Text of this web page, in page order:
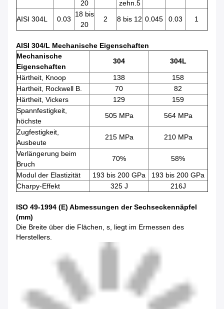
20 zehn.5
AISI 304L 0.03
18 bis
20
2 8 bis 12 0.045 0.03 1
AISI 304/L Mechanische Eigenschaften
Mechanische
Eigenschaften
304 304L
Härtheit, Knoop 138
158
Hartheit, Rockwell B.
70
82
Härtheit, Vickers
129
159
Spannfestigkeit,
höchste
505 MPa 564 MPa
Zugfestigkeit,
Ausbeute
215 MPa 210 MPa
Verlängerung beim
Bruch
70% 58%
Modul der Elastizität 193 bis 200 GPa
193 bis 200 GPa
Charpy-Effekt
325 J 216J
ISO 49-1994 (E) Abmessungen der Sechseckennäpfel
(mm)
Die Breite über die Flächen, s, liegt im Ermessen des
Herstellers.